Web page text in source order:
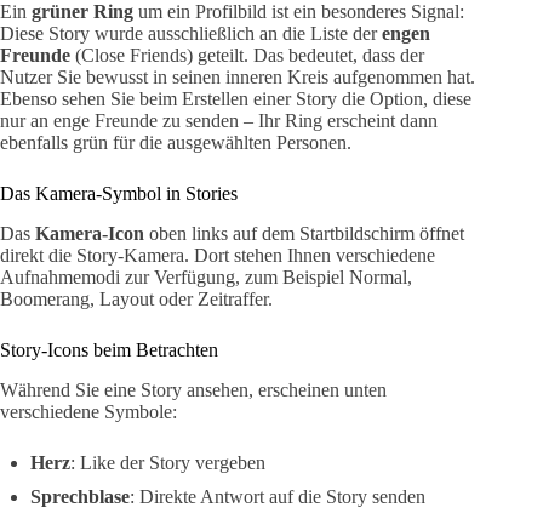
Ein grüner Ring um ein Profilbild ist ein besonderes Signal:
Diese Story wurde ausschließlich an die Liste derengen
Freunde (Close Friends) geteilt. Das bedeutet, dass der
Nutzer Sie bewusst in seinen inneren Kreis aufgenommen hat.
Ebenso sehen Sie beim Erstellen einer Story die Option, diese
nur an enge Freunde zu senden – Ihr Ring erscheint dann
ebenfalls grün für die ausgewählten Personen.
Das Kamera-Symbol in Stories
Das Kamera-Icon oben links auf dem Startbildschirm öffnet
direkt die Story-Kamera. Dort stehen Ihnen verschiedene
Aufnahmemodi zur Verfügung, zum Beispiel Normal,
Boomerang, Layout oder Zeitraffer.
Story-Icons beim Betrachten
Während Sie eine Story ansehen, erscheinen unten
verschiedene Symbole:
Herz: Like der Story vergeben
Sprechblase: Direkte Antwort auf die Story senden